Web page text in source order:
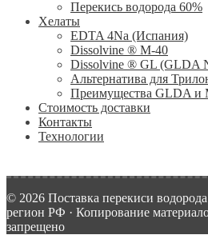
Перекись водорода 60%
Хелаты
ЕDTA 4Na (Испания)
Dissolvine ® M-40
Dissolvine ® GL (GLDA
Альтернатива для
Преимущества GLDA и
Стоимость доставки
Контакты
Технологии
© 2026 Поставка перекиси
регион РФ · Копирование
запрещено